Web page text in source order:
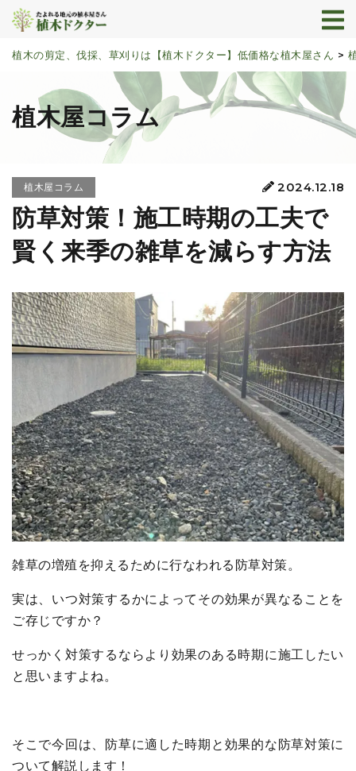
植木の剪定、伐採、草刈りは【植木ドクター】低価格な植木屋さん >
植木屋コラム
植木屋コラム 2024.12.18
防草対策！施工時期の工夫で
賢く来季の雑草を減らす方法
雑草の増殖を抑えるために行なわれる防草対策。
実は、いつ対策するかによってその効果が異なることを
ご存じですか？
せっかく対策するならより効果のある時期に施工したい
と思いますよね。
そこで今回は、防草に適した時期と効果的な防草対策に
ついて解説します！